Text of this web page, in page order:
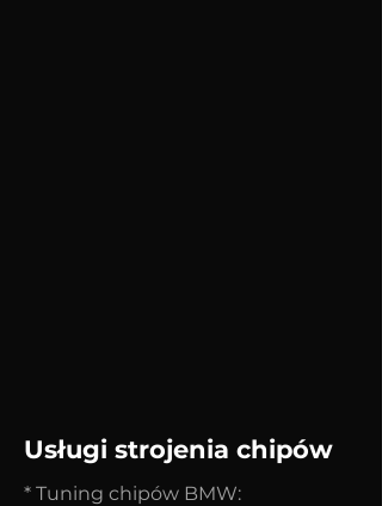
Usługi strojenia chipów
* Tuning chipów BMW: